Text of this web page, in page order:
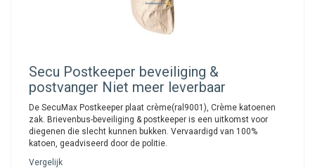
Secu Postkeeper beveiliging &
postvanger Niet meer leverbaar
De SecuMax Postkeeper plaat crème(ral9001), Crème katoenen
zak. Brievenbus-beveiliging & postkeeper is een uitkomst voor
diegenen die slecht kunnen bukken. Vervaardigd van 100%
katoen, geadviseerd door de politie.
Vergelijk